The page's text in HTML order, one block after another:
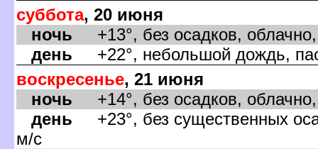
суббота, 20 июня
ночь +13°, без осадков,
день +22°, небольшой дождь,
оскресенье, 21 июня
ночь +14°, без осадков,
день +23°, без существенных
м/с